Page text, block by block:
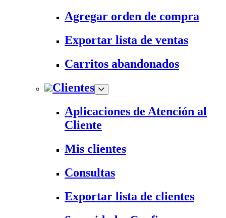
Agregar orden de compra
Exportar lista de ventas
Carritos abandonados
Clientes
Aplicaciones de Atención al
Cliente
Mis clientes
Consultas
Exportar lista de clientes